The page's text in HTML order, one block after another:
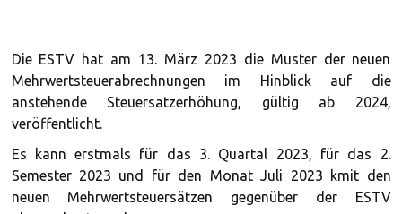
Die ESTV hat am 13. März 2023 die Muster der neuen
Mehrwertsteuerabrechnungen im Hinblick auf die
anstehende Steuersatzerhöhung, gültig ab 2024,
veröffentlicht.
Es kann erstmals für das 3. Quartal 2023, für das 2.
Semester 2023 und für den Monat Juli 2023 kmit den
neuen Mehrwertsteuersätzen gegenüber der ESTV